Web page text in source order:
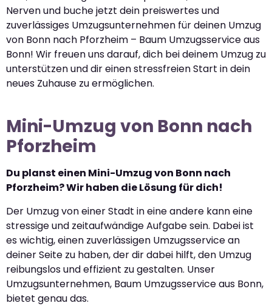
Nerven und buche jetzt dein preiswertes und
zuverlässiges Umzugsunternehmen für deinen Umzug
von Bonn nach Pforzheim – Baum Umzugsservice aus
Bonn! Wir freuen uns darauf, dich bei deinem Umzug zu
unterstützen und dir einen stressfreien Start in dein
neues Zuhause zu ermöglichen.
Mini-Umzug von Bonn nach
Pforzheim
Du planst einen Mini-Umzug von Bonn nach
Pforzheim? Wir haben die Lösung für dich!
Der Umzug von einer Stadt in eine andere kann eine
stressige und zeitaufwändige Aufgabe sein. Dabei ist
es wichtig, einen zuverlässigen Umzugsservice an
deiner Seite zu haben, der dir dabei hilft, den Umzug
reibungslos und effizient zu gestalten. Unser
Umzugsunternehmen, Baum Umzugsservice aus Bonn,
bietet genau das.